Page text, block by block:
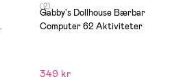
(2)
Gabby's Dollhouse Bærbar
Computer 62 Aktiviteter
349 kr